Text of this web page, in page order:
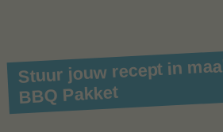
Stuur jouw recept in
BBQ Pakket